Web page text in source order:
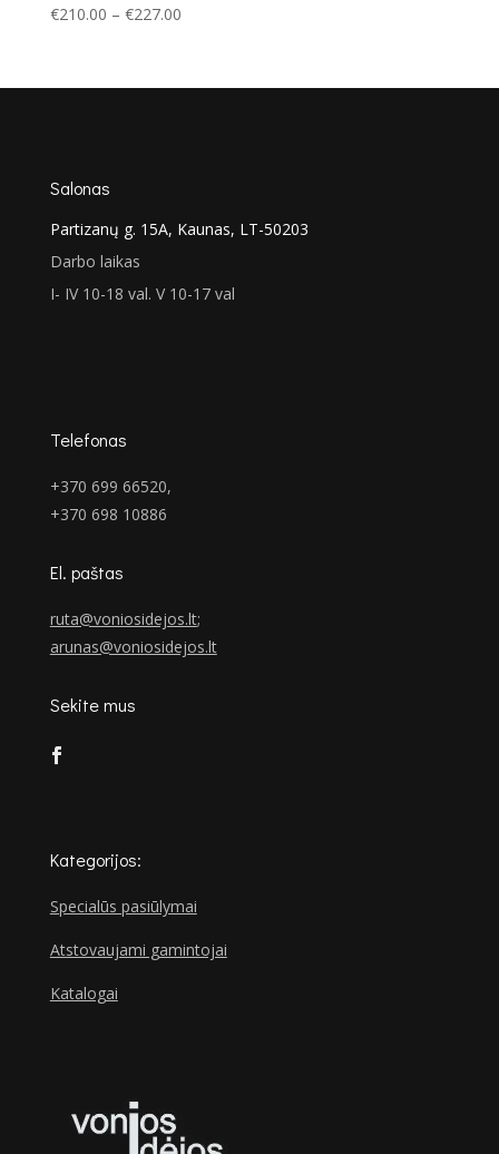
€210.00 – €227.00Price
through
Salonas
Partizanų g. 15A, Kaunas, LT-50203
Darbo laikas
I- IV 10-18 val. V 10-17 val
Telefonas
+370 699 66520,
+370 698 10886
El. paštas
ruta@voniosidejos.lt;
arunas@voniosidejos.lt
Sekite mus
Kategorijos:
Specialūs pasiūlymai
Atstovaujami gamintojai
Katalogai